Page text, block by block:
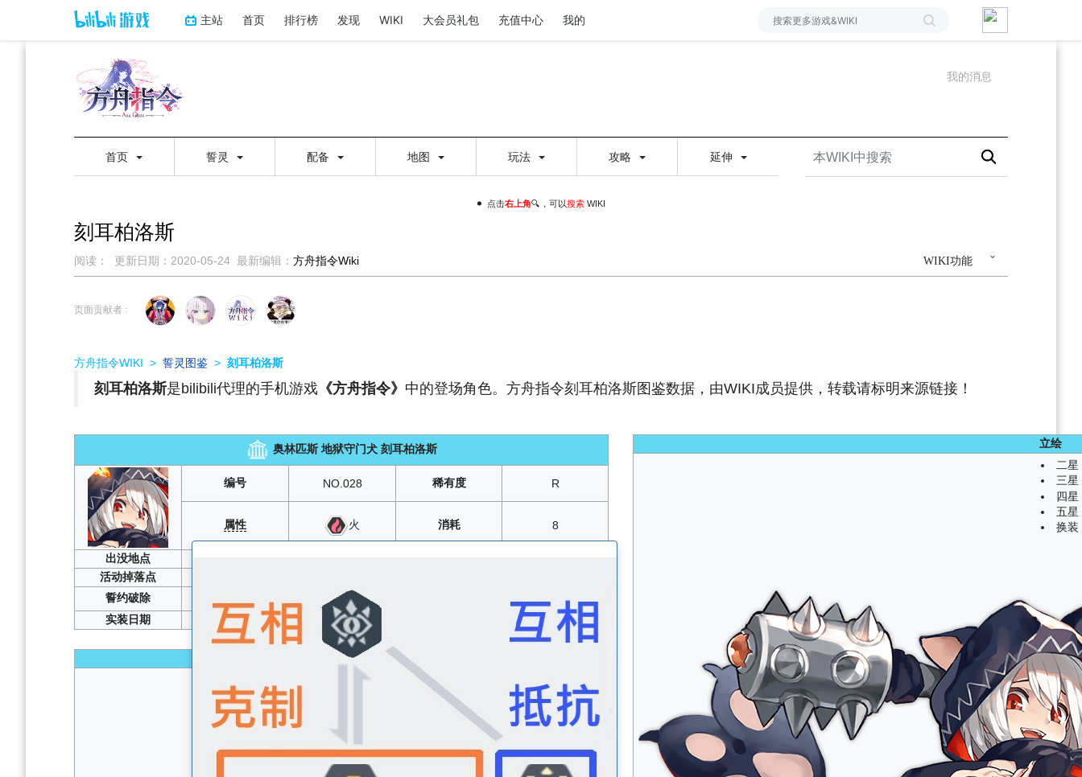
主站 首页 排行榜 发现 WIKI 大会员礼包 充值中心 我的
我的消息
首页 誓灵 配备 地图 玩法 攻略 延伸
点击右上角🔍，可以搜索WIKI
刻耳柏洛斯
WIKI功能
阅读： 更新日期： 2020-05-24 最新编辑： 方舟指令Wiki
到
到
页面贡献者 :
方舟指令WIKI > 誓灵图鉴 > 刻耳柏洛斯
刻耳柏洛斯是bilibili代理的手机游戏 《方舟指令》 中的登场角色。方舟指令刻耳柏洛斯图鉴数据，由WIKI成员提供，转载请标明来源链接！
奥林匹斯 地狱守门犬 刻耳柏洛斯
编号 NO.028 稀有度 R
属性 火 消耗 8
出没地点
活动掉落点
誓约破除
4
实装日期
2018年09月20日
性能
生命
B
A+
物攻
S+
立绘
二星
三星
四星
五星
换装